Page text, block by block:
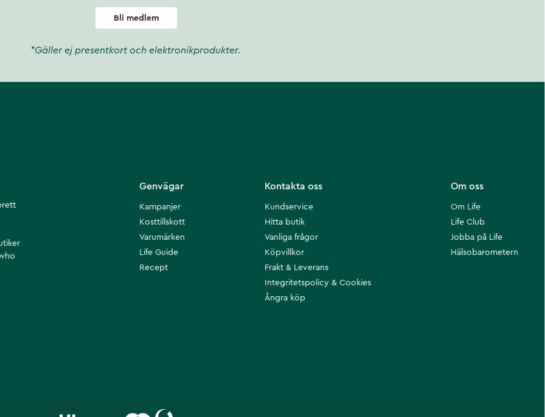
jäst och mögel Klor
eller sjövatten endast
Bli medlem
*Gäller ej presentkort och elektronikprodukter.
Om oss
Om Life
Life Club
Jobba på Life
Hälsobarometern
Kontakta oss
Kundservice
Hitta butik
Vanliga frågor
Köpvillkor
Frakt & Leverans
Integritetspolicy & Cookies
Ångra köp
Genvägar
Kampanjer
Kosttillskott
Varumärken
Life Guide
Recept